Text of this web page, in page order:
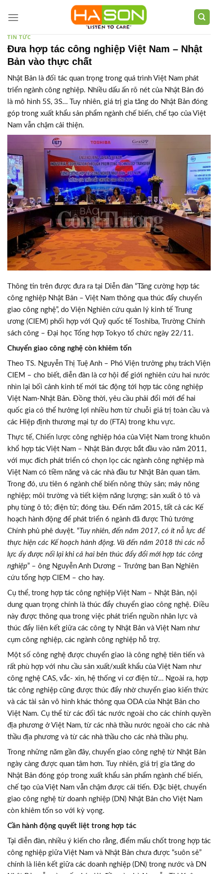
TIN TỨC
Đưa hợp tác công nghiệp Việt Nam – Nhật
Bản vào thực chất
Nhật Bản là đối tác quan trọng trong quá trình Việt Nam phát
triển ngành công nghiệp. Nhiều dấu ấn rõ nét của Nhật Bản đó
là mô hình 5S, 3S… Tuy nhiên, giá trị gia tăng do Nhật Bản đóng
góp trong xuất khẩu sản phẩm ngành chế biến, chế tạo của Việt
Nam vẫn chậm cải thiện.
Thông tin trên được đưa ra tại Diễn đàn “Tăng cường hợp tác
công nghiệp Nhật Bản – Việt Nam thông qua thúc đẩy chuyển
giao công nghệ”, do Viện Nghiên cứu quản lý kinh tế Trung
ương (CIEM) phối hợp với Quỹ quốc tế Toshiba, Trường Chính
sách công – Đại học Tổng hợp Tokyo tổ chức ngày 22/11.
Chuyển giao công nghệ còn khiêm tốn
Theo TS. Nguyễn Thị Tuệ Anh – Phó Viện trưởng phụ trách Viện
CIEM – cho biết, diễn đàn là cơ hội để giới nghiên cứu hai nước
nhìn lại bối cảnh kinh tế mới tác động tới hợp tác công nghiệp
Việt Nam-Nhật Bản. Đồng thời, yêu cầu phải đổi mới để hai
quốc gia có thể hưởng lợi nhiều hơn từ chuỗi giá trị toàn cầu và
các Hiệp định thương mại tự do (FTA) trong khu vực.
Thực tế, Chiến lược công nghiệp hóa của Việt Nam trong khuôn
khổ hợp tác Việt Nam – Nhật Bản được bắt đầu vào năm 2011,
với mục đích phát triển có chọn lọc các ngành công nghiệp mà
Việt Nam có tiềm năng và các nhà đầu tư Nhật Bản quan tâm.
Trong đó, ưu tiên 6 ngành chế biến nông thủy sản; máy nông
nghiệp; môi trường và tiết kiệm năng lượng; sản xuất ô tô và
phụ tùng ô tô; điện tử; đóng tàu. Đến năm 2015, tất cả các Kế
hoạch hành động để phát triển 6 ngành đã được Thủ tướng
Chính phủ phê duyệt. “Tuy nhiên, đến năm 2017, có ít nỗ lực để
thực hiện các Kế hoạch hành động. Và đến năm 2018 thì các nỗ
lực ấy được nối lại khi cả hai bên thúc đẩy đổi mới hợp tác công
nghiệp” – ông Nguyễn Anh Dương – Trưởng ban Ban Nghiên
cứu tổng hợp CIEM – cho hay.
Cụ thể, trong hợp tác công nghiệp Việt Nam – Nhật Bản, nội
dung quan trọng chính là thúc đẩy chuyển giao công nghệ. Điều
này được thông qua trong việc phát triển nguồn nhân lực và
thúc đẩy liên kết giữa các công ty Nhật Bản và Việt Nam như
cụm công nghiệp, các ngành công nghiệp hỗ trợ.
Một số công nghệ được chuyển giao là công nghệ tiên tiến và
rất phù hợp với nhu cầu sản xuất/xuất khẩu của Việt Nam như
công nghệ CAS, vắc- xin, hệ thống vi cơ điện tử… Ngoài ra, hợp
tác công nghiệp cũng được thúc đẩy nhờ chuyển giao kiến thức
và các tài sản vô hình khác thông qua ODA của Nhật Bản cho
Việt Nam. Cụ thể từ các đối tác nước ngoài cho các chính quyền
địa phương ở Việt Nam, từ các nhà thầu nước ngoài cho các nhà
thầu địa phương và từ các nhà thầu cho các nhà thầu phụ.
Trong những năm gần đây, chuyển giao công nghệ từ Nhật Bản
ngày càng được quan tâm hơn. Tuy nhiên, giá trị gia tăng do
Nhật Bản đóng góp trong xuất khẩu sản phẩm ngành chế biến,
chế tạo của Việt Nam vẫn chậm được cải tiến. Đặc biệt, chuyển
giao công nghệ từ doanh nghiệp (DN) Nhật Bản cho Việt Nam
còn khiêm tốn so với kỳ vọng.
Cần hành động quyết liệt trong hợp tác
Tại diễn đàn, nhiều ý kiến cho rằng, điểm mấu chốt trong hợp tác
công nghiệp giữa Việt Nam và Nhật Bản chưa được “suôn sẻ”
chính là liên kết giữa các doanh nghiệp (DN) trong nước và DN